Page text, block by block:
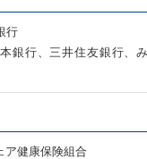
行
銀行、三井住友銀行、
ア健康保険組合